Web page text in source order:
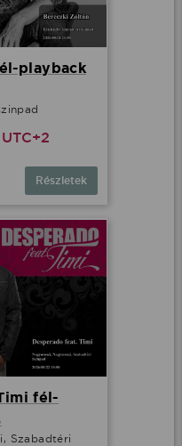
playback
Részletek
fél-
Szabadtéri